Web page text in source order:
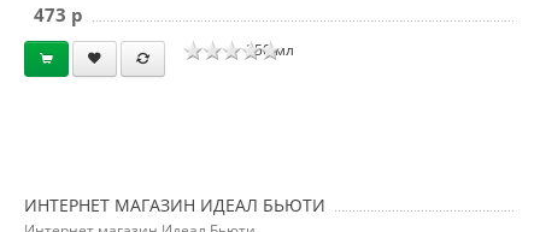
250 мл
473 p
ИНТЕРНЕТ МАГАЗИН ИДЕАЛ БЬЮТИ